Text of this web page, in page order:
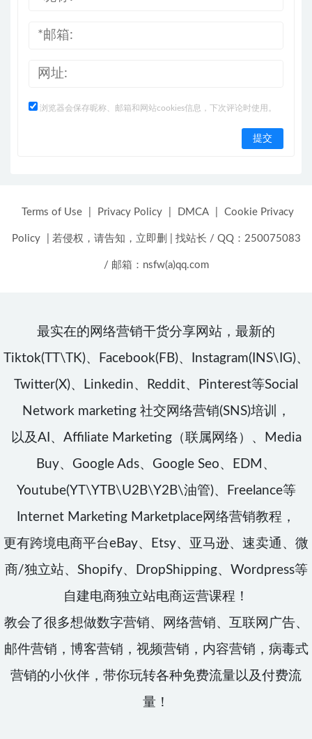
浏览器会保存昵称、邮箱和网站cookies信息，下次评论时使用。
Terms of Use Privacy Policy DMCA Cookie Privacy
Policy 若侵权，请告知，立即删 找站长 / QQ：250075083
/ 邮箱：nsfw(a)qq.com
最实在的网络营销干货分享网站，最新的
Tiktok(TT\TK)、Facebook(FB)、Instagram(INS\IG)、
Twitter(X)、Linkedin、Reddit、Pinterest等Social
Network marketing 社交网络营销(SNS)培训，
以及AI、Affiliate Marketing（联属网络）、Media
Buy、Google Ads、Google Seo、EDM、
Youtube(YT\YTB\U2B\Y2B\油管)、Freelance等
Internet Marketing Marketplace网络营销教程，
更有跨境电商平台eBay、Etsy、亚马逊、速卖通、微
商/独立站、Shopify、DropShipping、Wordpress等
自建电商独立站电商运营课程！
教会了很多想做数字营销、网络营销、互联网广告、
邮件营销，博客营销，视频营销，内容营销，病毒式
营销的小伙伴，带你玩转各种免费流量以及付费流
量！